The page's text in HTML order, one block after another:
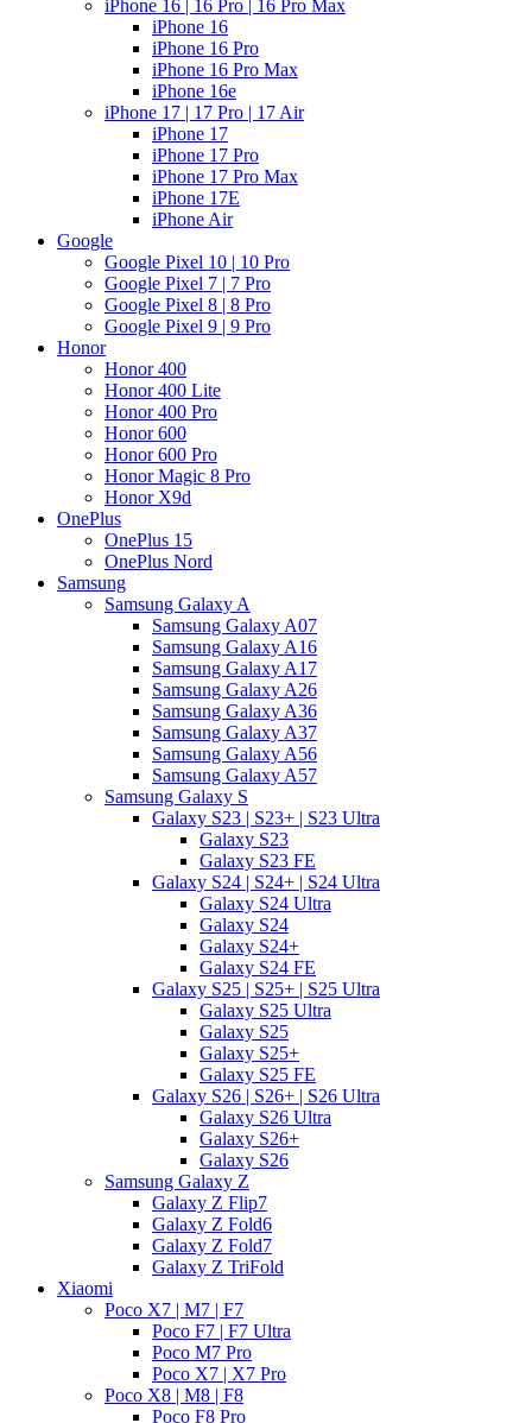
iPhone 16 | 16 Pro | 16 Pro Max
iPhone 16
iPhone 16 Pro
iPhone 16 Pro Max
iPhone 16e
iPhone 17 | 17 Pro | 17 Air
iPhone 17
iPhone 17 Pro
iPhone 17 Pro Max
iPhone 17E
iPhone Air
Google
Google Pixel 10 | 10 Pro
Google Pixel 7 | 7 Pro
Google Pixel 8 | 8 Pro
Google Pixel 9 | 9 Pro
Honor
Honor 400
Honor 400 Lite
Honor 400 Pro
Honor 600
Honor 600 Pro
Honor Magic 8 Pro
Honor X9d
OnePlus
OnePlus 15
OnePlus Nord
Samsung
Samsung Galaxy A
Samsung Galaxy A07
Samsung Galaxy A16
Samsung Galaxy A17
Samsung Galaxy A26
Samsung Galaxy A36
Samsung Galaxy A37
Samsung Galaxy A56
Samsung Galaxy A57
Samsung Galaxy S
Galaxy S23 | S23+ | S23 Ultra
Galaxy S23
Galaxy S23 FE
Galaxy S24 | S24+ | S24 Ultra
Galaxy S24 Ultra
Galaxy S24
Galaxy S24+
Galaxy S24 FE
Galaxy S25 | S25+ | S25 Ultra
Galaxy S25 Ultra
Galaxy S25
Galaxy S25+
Galaxy S25 FE
Galaxy S26 | S26+ | S26 Ultra
Galaxy S26 Ultra
Galaxy S26+
Galaxy S26
Samsung Galaxy Z
Galaxy Z Flip7
Galaxy Z Fold6
Galaxy Z Fold7
Galaxy Z TriFold
Xiaomi
Poco X7 | M7 | F7
Poco F7 | F7 Ultra
Poco M7 Pro
Poco X7 | X7 Pro
Poco X8 | M8 | F8
Poco F8 Pro